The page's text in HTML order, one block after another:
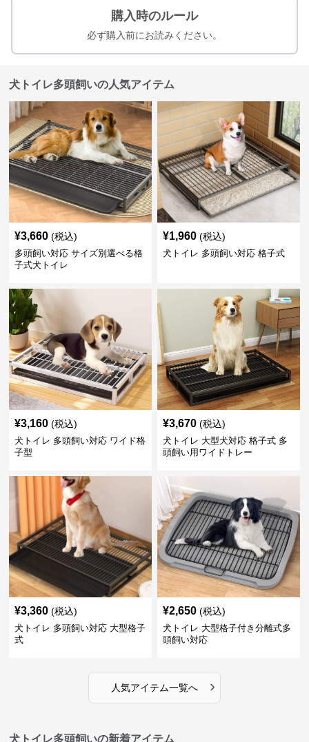
購入時のルール
必ず購入前にお読みください。
犬トイレ多頭飼いの人気アイテム
¥3,660 (税込)
多頭飼い対応 サイズ別選べる格
子式犬トイレ
¥1,960 (税込)
犬トイレ 多頭飼い対応 格子式
¥3,160 (税込)
犬トイレ 多頭飼い対応 ワイド格
子型
¥3,670 (税込)
犬トイレ 大型犬対応 格子式 多
頭飼い用ワイドトレー
¥3,360 (税込)
犬トイレ 多頭飼い対応 大型格子
式
¥2,650 (税込)
犬トイレ 大型格子付き分離式多
頭飼い対応
人気アイテム一覧へ ›
犬トイレ多頭飼いの新着アイテム